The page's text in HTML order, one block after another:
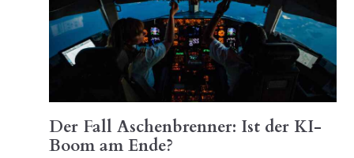
Der Fall Aschenbrenner: Ist der KI-
Boom am Ende?